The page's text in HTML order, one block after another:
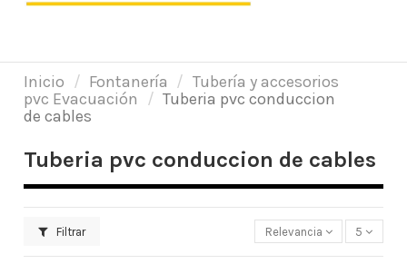
Inicio Fontanería
Tubería y accesorios
pvc Evacuación
Tuberia pvc conduccion
de cables
Tuberia pvc conduccion de cables
Filtrar Relevancia 5